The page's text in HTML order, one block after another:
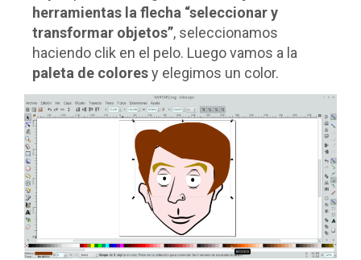
herramientas la flecha “seleccionar y
transformar objetos”, seleccionamos
haciendo clik en el pelo. Luego vamos a la
paleta de coloresy elegimos un color.